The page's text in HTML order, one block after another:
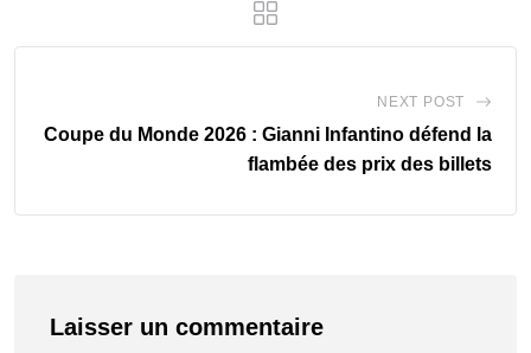
NEXT POST
Coupe du Monde 2026 : Gianni Infantino défend la
flambée des prix des billets
Laisser un commentaire